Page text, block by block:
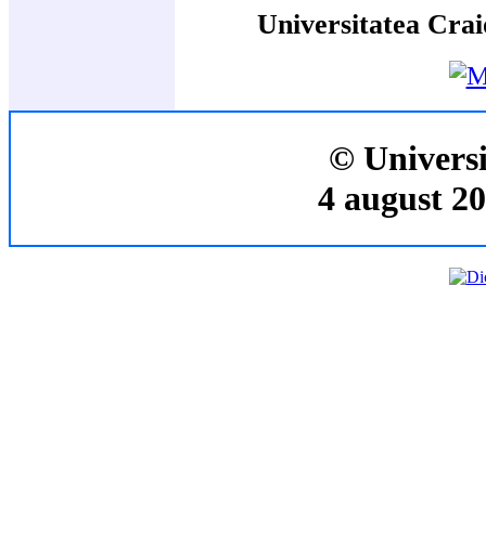
Universitatea
©
4 august